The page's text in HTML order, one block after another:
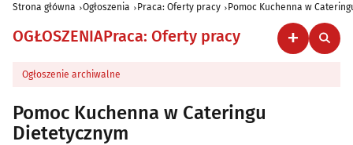
Strona główna Ogłoszenia Praca: Oferty pracy Pomoc Kuchenna w
OGŁOSZENIAPraca: Oferty pracy
Ogłoszenie archiwalne
Pomoc Kuchenna w Cateringu
Dietetycznym